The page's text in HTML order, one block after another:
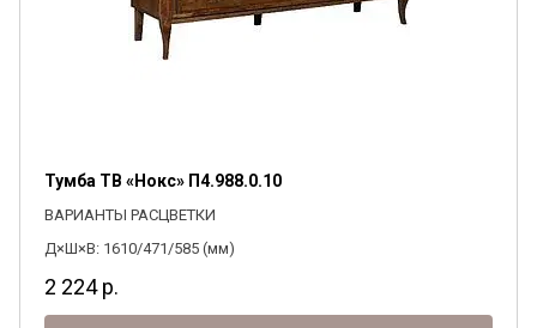
Тумба ТВ «Нокс» П4.988.0.10
ВАРИАНТЫ РАСЦВЕТКИ
Д×Ш×В: 1610/471/585 (мм)
2 224р.